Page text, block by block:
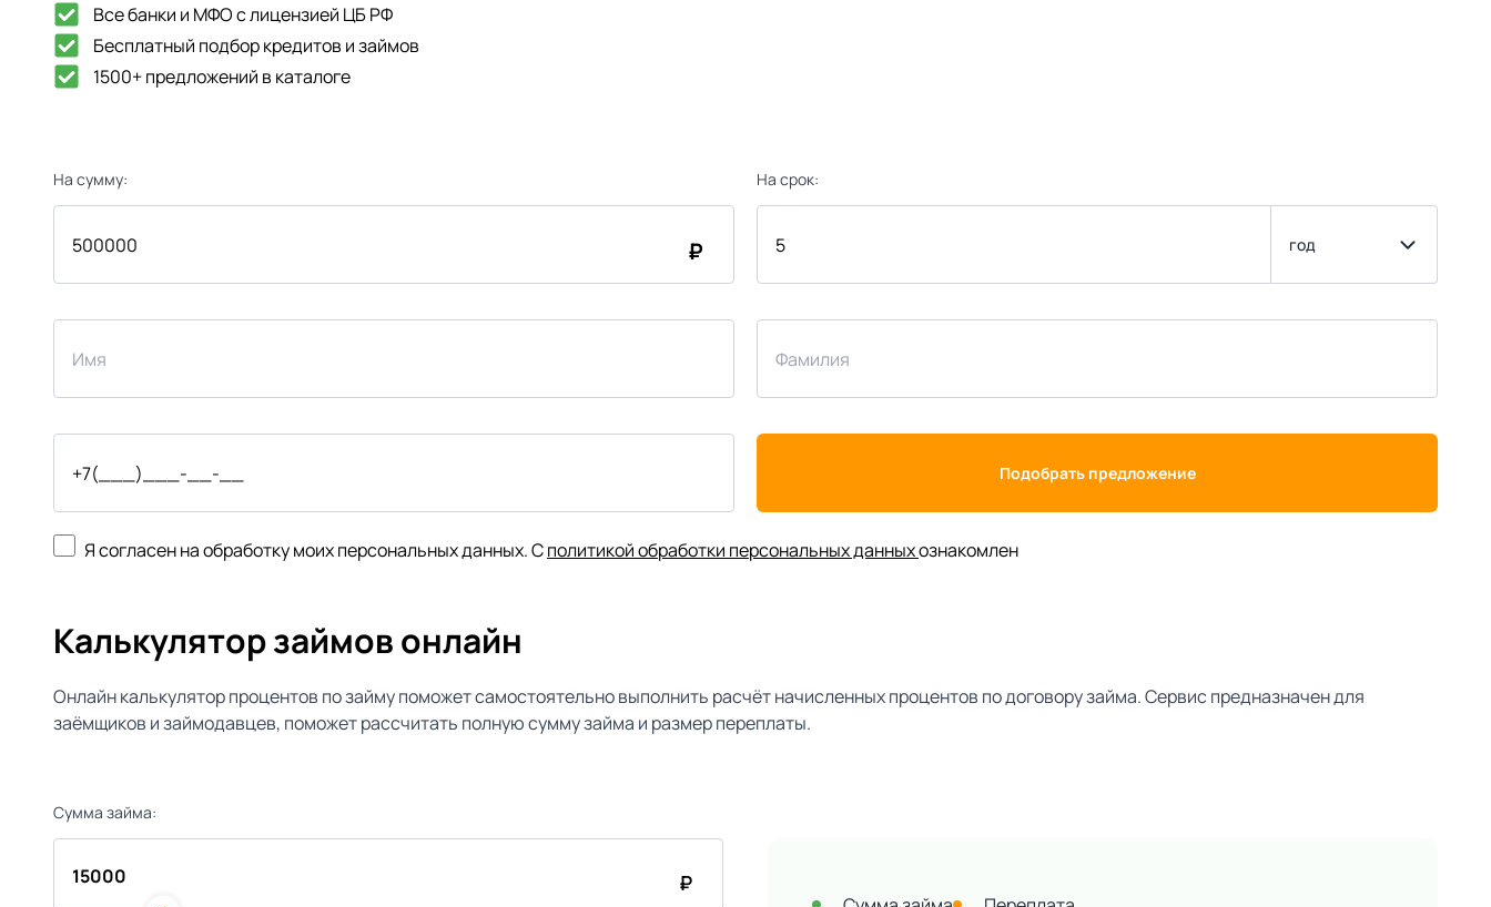
Все банки и МФО с лицензией ЦБ РФ
Бесплатный подбор кредитов и займов
1500+ предложений в каталоге
На сумму:
₽
На срок:
год
Подобрать предложение
Я согласен на обработку моих персональных данных. Сполитикой обработки персональных данныхознакомлен
Калькулятор займов онлайн
Онлайн калькулятор процентов по займу поможет самостоятельно выполнить расчёт начисленных процентов по договору займа. Сервис предназначен для
заёмщиков и займодавцев, поможет рассчитать полную сумму займа и размер переплаты.
Сумма займа:
₽